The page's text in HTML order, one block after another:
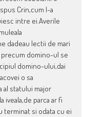
Crin,cum l-a
intre ei.Averile
dadeau lectii de mari
domino-ul se
domino-ului,dai
o sa
al statului major
parca ar fi
terminat si odata cu ei